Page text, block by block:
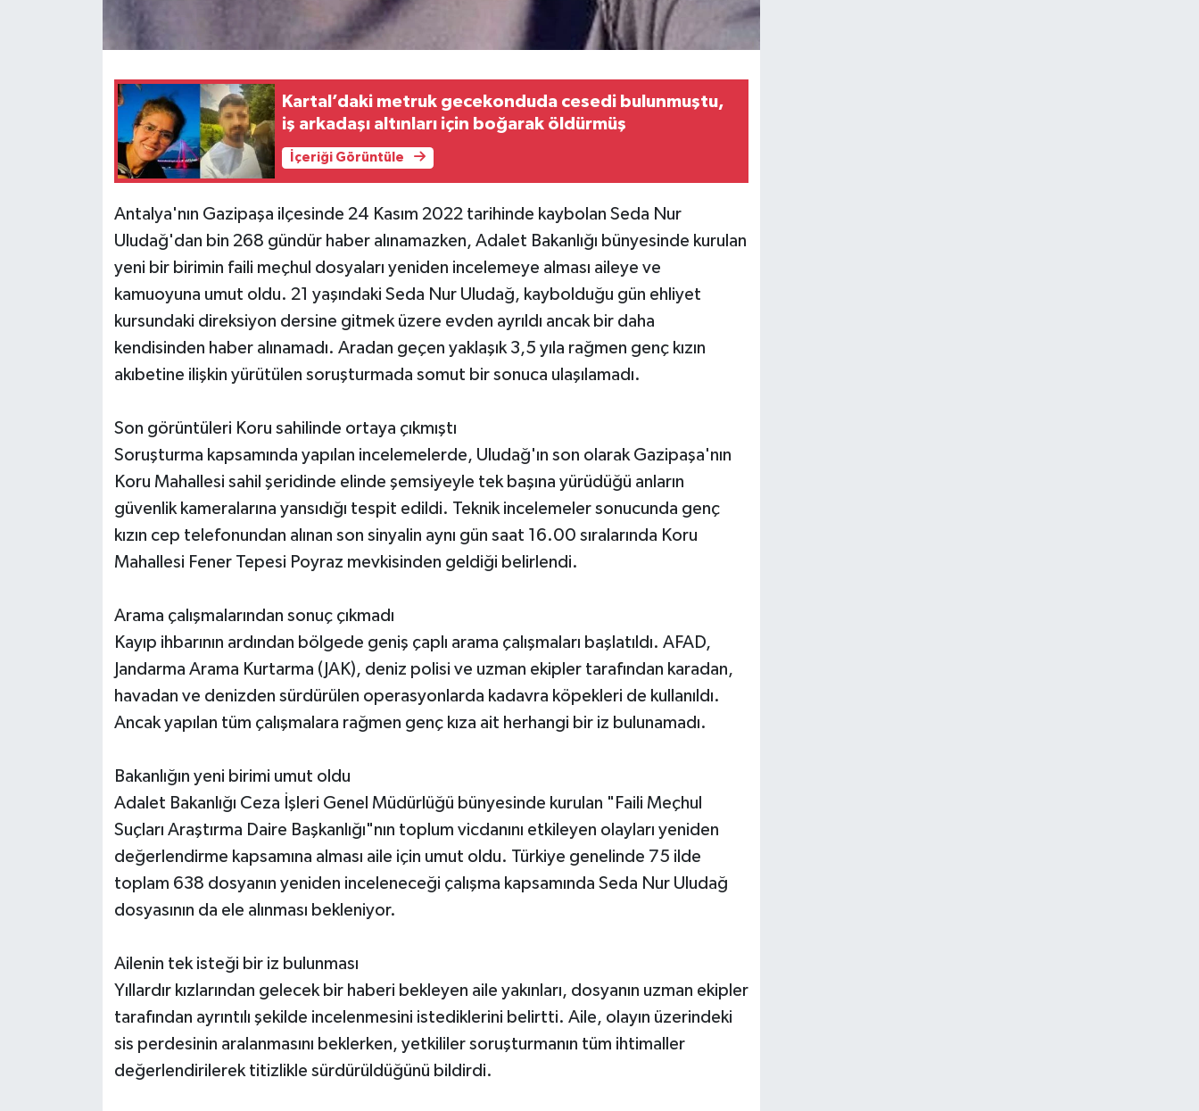
Kartal’daki metruk gecekonduda cesedi bulunmuştu,
iş arkadaşı altınları için boğarak öldürmüş
İçeriği Görüntüle
Antalya'nın Gazipaşa ilçesinde 24 Kasım 2022 tarihinde kaybolan Seda Nur
Uludağ'dan bin 268 gündür haber alınamazken, Adalet Bakanlığı bünyesinde kurulan
yeni bir birimin faili meçhul dosyaları yeniden incelemeye alması aileye ve
kamuoyuna umut oldu. 21 yaşındaki Seda Nur Uludağ, kaybolduğu gün ehliyet
kursundaki direksiyon dersine gitmek üzere evden ayrıldı ancak bir daha
kendisinden haber alınamadı. Aradan geçen yaklaşık 3,5 yıla rağmen genç kızın
akıbetine ilişkin yürütülen soruşturmada somut bir sonuca ulaşılamadı.
Son görüntüleri Koru sahilinde ortaya çıkmıştı
Soruşturma kapsamında yapılan incelemelerde, Uludağ'ın son olarak Gazipaşa'nın
Koru Mahallesi sahil şeridinde elinde şemsiyeyle tek başına yürüdüğü anların
güvenlik kameralarına yansıdığı tespit edildi. Teknik incelemeler sonucunda genç
kızın cep telefonundan alınan son sinyalin aynı gün saat 16.00 sıralarında Koru
Mahallesi Fener Tepesi Poyraz mevkisinden geldiği belirlendi.
Arama çalışmalarından sonuç çıkmadı
Kayıp ihbarının ardından bölgede geniş çaplı arama çalışmaları başlatıldı. AFAD,
Jandarma Arama Kurtarma (JAK), deniz polisi ve uzman ekipler tarafından karadan,
havadan ve denizden sürdürülen operasyonlarda kadavra köpekleri de kullanıldı.
Ancak yapılan tüm çalışmalara rağmen genç kıza ait herhangi bir iz bulunamadı.
Bakanlığın yeni birimi umut oldu
Adalet Bakanlığı Ceza İşleri Genel Müdürlüğü bünyesinde kurulan "Faili Meçhul
Suçları Araştırma Daire Başkanlığı"nın toplum vicdanını etkileyen olayları yeniden
değerlendirme kapsamına alması aile için umut oldu. Türkiye genelinde 75 ilde
toplam 638 dosyanın yeniden inceleneceği çalışma kapsamında Seda Nur Uludağ
dosyasının da ele alınması bekleniyor.
Ailenin tek isteği bir iz bulunması
Yıllardır kızlarından gelecek bir haberi bekleyen aile yakınları, dosyanın uzman ekipler
tarafından ayrıntılı şekilde incelenmesini istediklerini belirtti. Aile, olayın üzerindeki
sis perdesinin aralanmasını beklerken, yetkililer soruşturmanın tüm ihtimaller
değerlendirilerek titizlikle sürdürüldüğünü bildirdi.